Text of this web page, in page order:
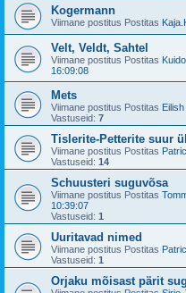
Kogermann
Viimane postitus Postitas
Velt, Veldt, Sahtel
Viimane postitus Postitas
16:09:08
Mets
Viimane postitus Postitas Eilish
Vastuseid: 7
Tislerite-Petterite suur
Viimane postitus Postitas
Vastuseid: 14
Schuusteri suguvõsa
Viimane postitus Postitas
10:39:07
Vastuseid: 1
Uuritavad nimed
Viimane postitus Postitas
Vastuseid: 1
Orjaku mõisast pärit